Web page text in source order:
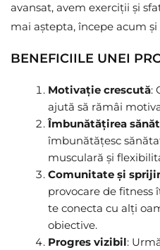
avansat, avem exerciții și
mai aștepta, începe acum
BENEFICIILE UNEI
Motivație crescută:
ajută să rămâi
Îmbunătățirea
îmbunătățesc
musculară și
Comunitate și
provocare de fitness
te conecta cu alți
obiective.
Progres vizibil: